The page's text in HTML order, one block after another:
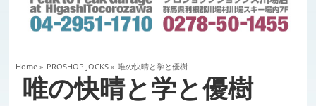
Home» PROSHOP JOCKS » 唯の快晴と学と優樹
唯の快晴と学と優樹